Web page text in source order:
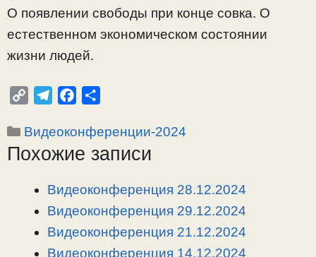
О появлении свободы при конце совка. О
естественном экономическом состоянии
жизни людей.
p
y
l
e
r
a
c
e
o
п
р
в
Рубрики
Видеоконференции-2024
Похожие записи
Видеоконференция 28.12.2024
Видеоконференция 29.12.2024
Видеоконференция 21.12.2024
Видеоконференция 14.12.2024